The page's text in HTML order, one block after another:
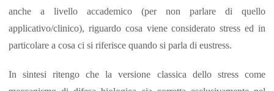
anche a livello accademico (per non parlare di quello
applicativo/clinico), riguardo cosa viene considerato stress ed in
particolare a cosa ci si riferisce quando si parla di eustress.
In sintesi ritengo che la versione classica dello stress come